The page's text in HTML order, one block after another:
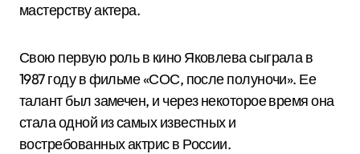
мастерству актера.
Свою первую роль в кино Яковлева сыграла в
1987 году в фильме «СОС, после полуночи». Ее
талант был замечен, и через некоторое время она
стала одной из самых известных и
востребованных актрис в России.